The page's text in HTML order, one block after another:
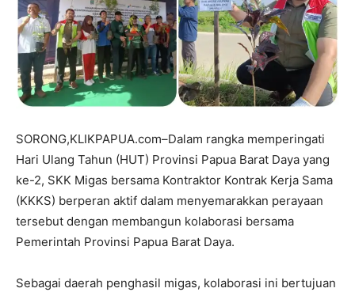
SORONG,KLIKPAPUA.com–Dalam rangka memperingati
Hari Ulang Tahun (HUT) Provinsi Papua Barat Daya yang
ke-2, SKK Migas bersama Kontraktor Kontrak Kerja Sama
(KKKS) berperan aktif dalam menyemarakkan perayaan
tersebut dengan membangun kolaborasi bersama
Pemerintah Provinsi Papua Barat Daya.
Sebagai daerah penghasil migas, kolaborasi ini bertujuan